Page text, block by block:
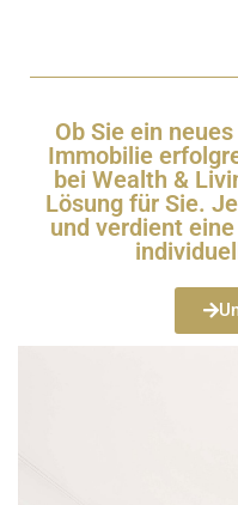
Ob Sie ein
Immobilie
bei Wealth &
Lösung für Sie.
und verdient